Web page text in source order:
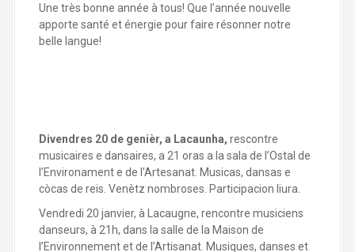
Une très bonne année à tous! Que l’année nouvelle
apporte santé et énergie pour faire résonner notre
belle langue!
Divendres 20 de genièr, a Lacaunha, rescontre
musicaires e dansaires, a 21 oras a la sala de l’Ostal de
l’Environament e de l’Artesanat. Musicas, dansas e
còcas de reis. Venètz nombroses. Participacion liura.
Vendredi 20 janvier, à Lacaugne, rencontre musiciens
danseurs, à 21h, dans la salle de la Maison de
l’Environnement et de l’Artisanat. Musiques, danses et